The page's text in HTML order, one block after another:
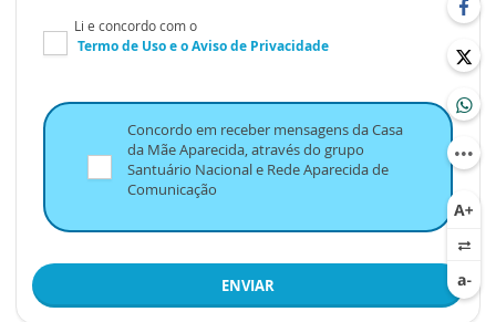
Li e concordo com o
Termo de Usoe oAviso de Privacidade
Concordo em receber mensagens da Casa
da Mãe Aparecida, através do grupo
Santuário Nacional e Rede Aparecida de
Comunicação
ENVIAR